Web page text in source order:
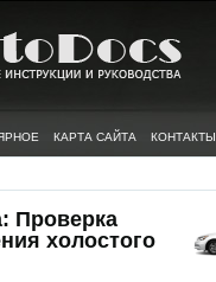
КАРТА САЙТА КОНТАКТЫ
Проверка
холостого